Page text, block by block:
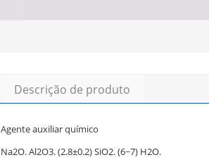
Descrição de produto
Agente auxiliar químico
Na2O. Al2O3. (2.8±0.2) SiO2. (6~7) H2O.